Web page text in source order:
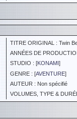
TITRE ORIGINAL : Twin
ANNÉES DE
STUDIO : [KONAMI]
GENRE : [AVENTURE]
AUTEUR : Non spécifié
VOLUMES, TYPE &